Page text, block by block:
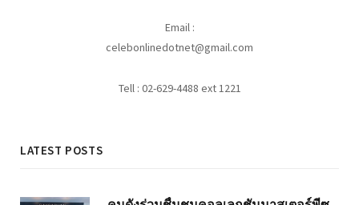
Email :
celebonlinedotnet@gmail.com
Tell : 02-629-4488 ext 1221
LATEST POSTS